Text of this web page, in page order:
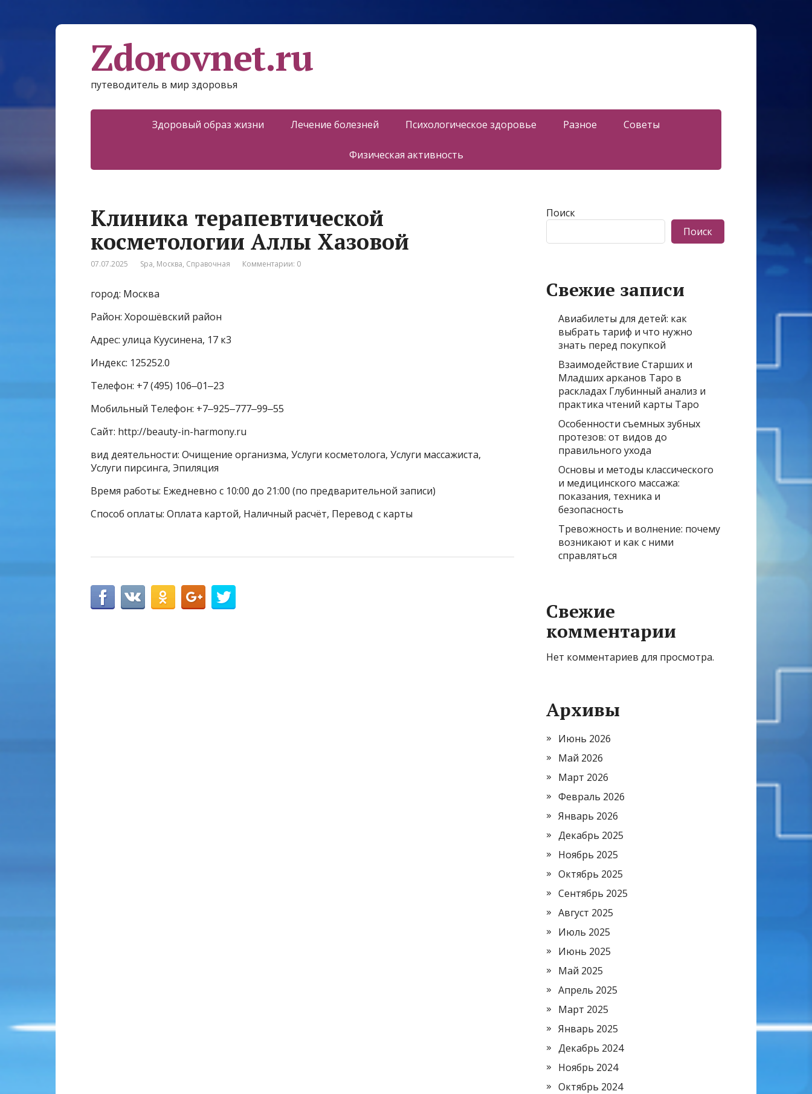
Zdorovnet.ru
путеводитель в мир здоровья
Здоровый образ жизни Лечение болезней Психологическое здоровье Разное Советы
Физическая активность
Клиника терапевтической
косметологии Аллы Хазовой
07.07.2025 Spa, Москва, Справочная Комментарии: 0
город: Москва
Район: Хорошёвский район
Адрес: улица Куусинена, 17 к3
Индекс: 125252.0
Телефон: +7 (495) 106‒01‒23
Мобильный Телефон: +7‒925‒777‒99‒55
Сайт: http://beauty-in-harmony.ru
вид деятельности: Очищение организма, Услуги косметолога, Услуги массажиста,
Услуги пирсинга, Эпиляция
Время работы: Ежедневно с 10:00 до 21:00 (по предварительной записи)
Способ оплаты: Оплата картой, Наличный расчёт, Перевод с карты
Поиск
Поиск
Свежие записи
Авиабилеты для детей: как
выбрать тариф и что нужно
знать перед покупкой
Взаимодействие Старших и
Младших арканов Таро в
раскладах Глубинный анализ и
практика чтений карты Таро
Особенности съемных зубных
протезов: от видов до
правильного ухода
Основы и методы классического
и медицинского массажа:
показания, техника и
безопасность
Тревожность и волнение: почему
возникают и как с ними
справляться
Свежие
комментарии
Нет комментариев для просмотра.
Архивы
Июнь 2026
Май 2026
Март 2026
Февраль 2026
Январь 2026
Декабрь 2025
Ноябрь 2025
Октябрь 2025
Сентябрь 2025
Август 2025
Июль 2025
Июнь 2025
Май 2025
Апрель 2025
Март 2025
Январь 2025
Декабрь 2024
Ноябрь 2024
Октябрь 2024